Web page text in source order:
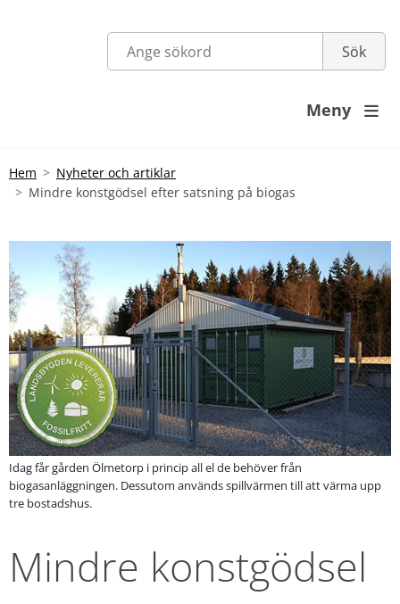
Meny 
Hem
Nyheter och artiklar
Mindre konstgödsel efter satsning på biogas
Idag får gården Ölmetorp i princip all el de behöver från
biogasanläggningen. Dessutom används spillvärmen till att värma upp
tre bostadshus.
Mindre konstgödsel